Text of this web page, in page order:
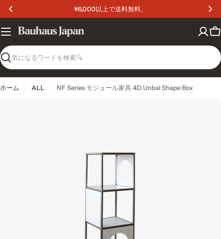
ン
へ
ス
プ
¥6,000以上で送料無料。
検
カ
ー
ト
ホーム ALL NF Series モジュール家具 4D Unbal Shape Box